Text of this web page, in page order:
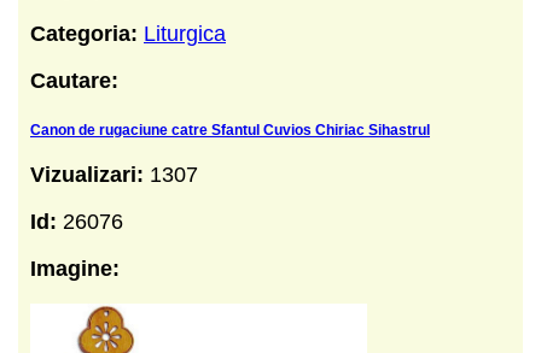
Categoria: Liturgica
Cautare:
Canon de rugaciune catre Sfantul Cuvios Chiriac Sihastrul
Vizualizari: 1307
Id: 26076
Imagine: